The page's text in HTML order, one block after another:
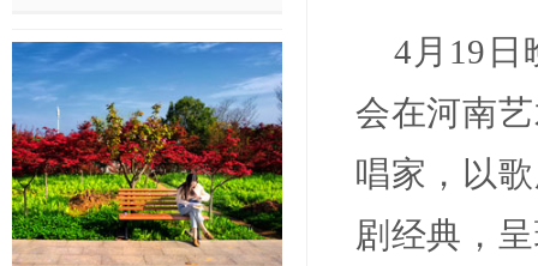
4月19日
会在河南
唱家，以
剧经典，